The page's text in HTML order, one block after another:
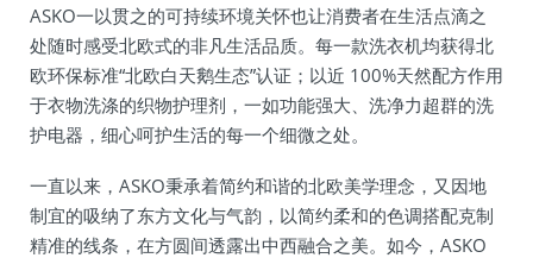
ASKO一以贯之的可持续环境关怀也让消费者在生活点滴之
处随时感受北欧式的非凡生活品质。每一款洗衣机均获得北
欧环保标准“北欧白天鹅生态”认证；以近 100%天然配方作用
于衣物洗涤的织物护理剂，一如功能强大、洗净力超群的洗
护电器，细心呵护生活的每一个细微之处。
一直以来，ASKO秉承着简约和谐的北欧美学理念，又因地
制宜的吸纳了东方文化与气韵，以简约柔和的色调搭配克制
精准的线条，在方圆间透露出中西融合之美。如今，ASKO